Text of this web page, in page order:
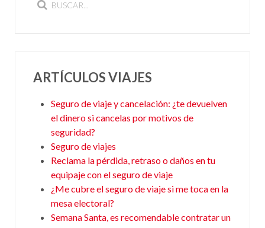
ARTÍCULOS VIAJES
Seguro de viaje y cancelación: ¿te devuelven
el dinero si cancelas por motivos de
seguridad?
Seguro de viajes
Reclama la pérdida, retraso o daños en tu
equipaje con el seguro de viaje
¿Me cubre el seguro de viaje si me toca en la
mesa electoral?
Semana Santa, es recomendable contratar un